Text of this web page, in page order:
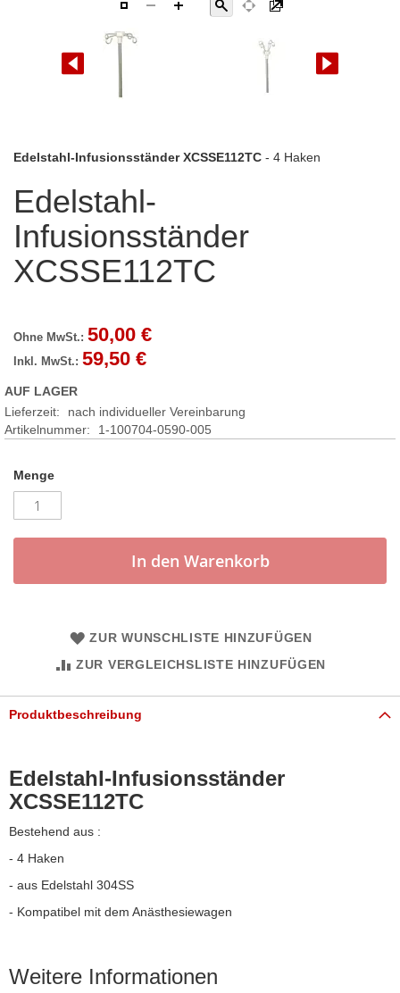
Edelstahl-
Infusionsständer
XCSSE112TC
50,00 €
59,50 €
AUF LAGER
Lieferzeit:
nach individueller Vereinbarung
Artikelnummer
1-100704-0590-005
Menge
In den Warenkorb
ZUR WUNSCHLISTE HINZUFÜGEN
ZUR VERGLEICHSLISTE HINZUFÜGEN
Zum
der
Bildgalerie
springen
Edelstahl-Infusionsständer XCSSE112TC - 4 Haken
Produktbeschreibung
Edelstahl-Infusionsständer
XCSSE112TC
Bestehend aus :
- 4 Haken
- aus Edelstahl 304SS
- Kompatibel mit dem Anästhesiewagen
Weitere Informationen